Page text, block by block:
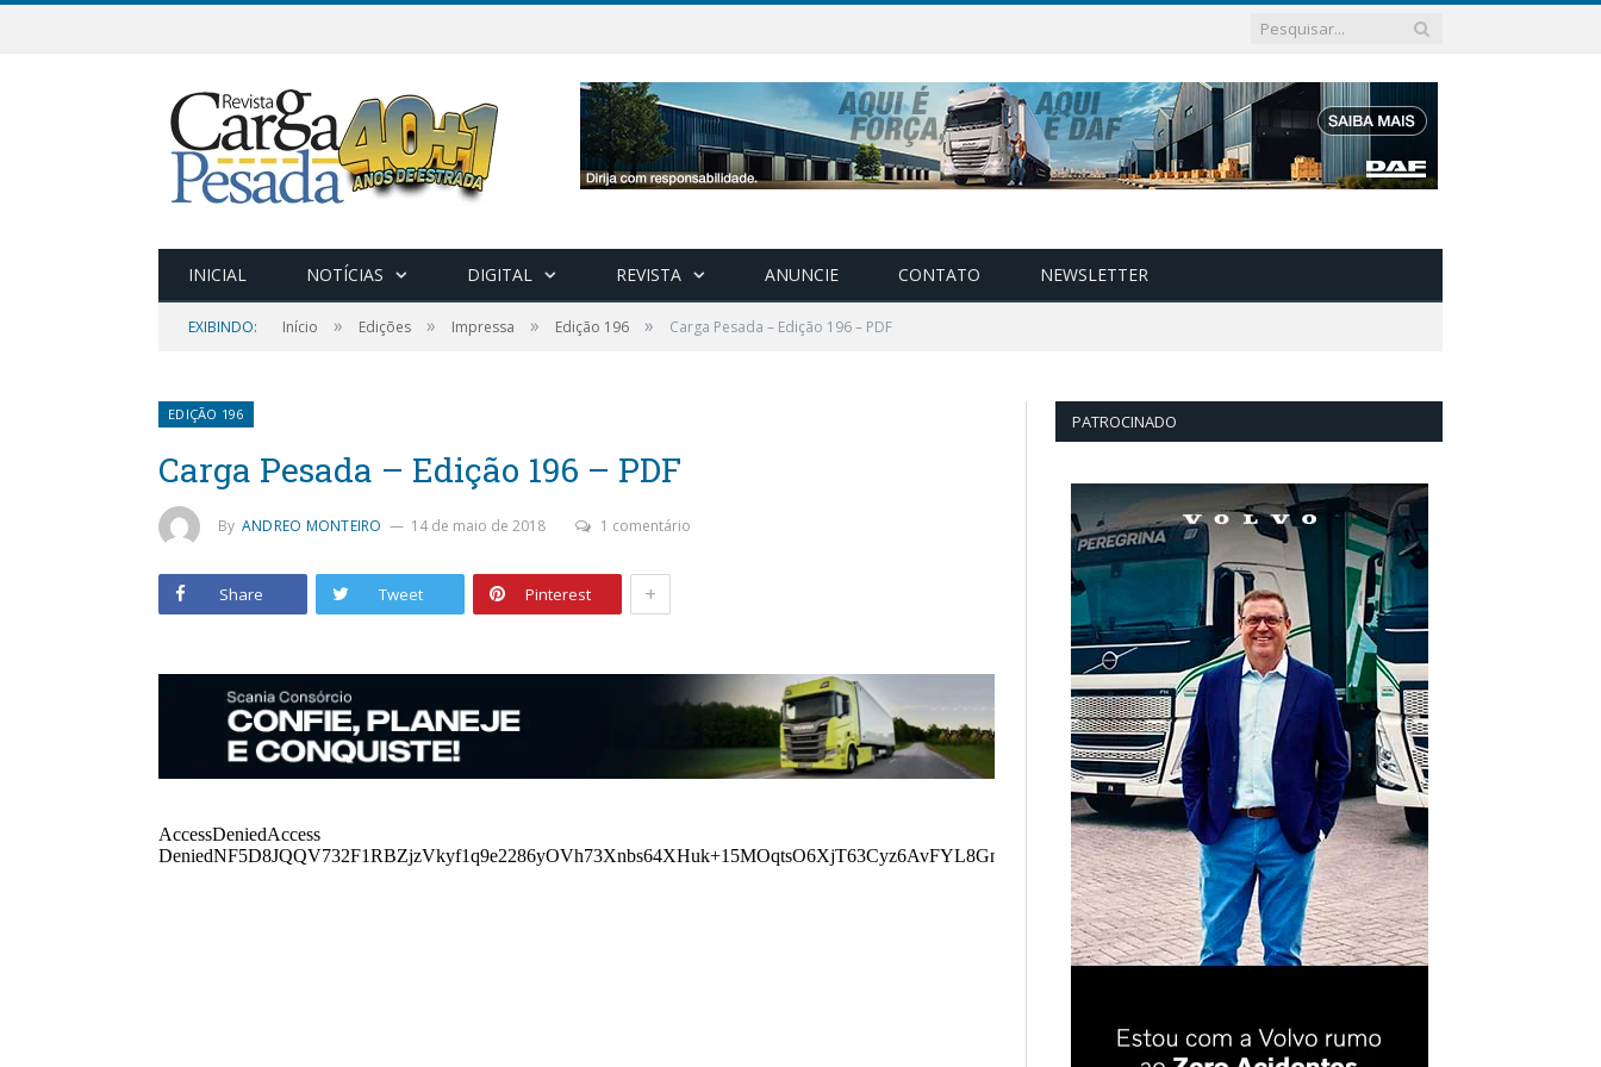
INICIAL NOTÍCIAS DIGITAL REVISTA ANUNCIE CONTATO NEWSLETTER
EXIBINDO: Início » Edições » Impressa » Edição 196 » Carga Pesada – Edição 196 – PDF
EDIÇÃO 196
Carga Pesada – Edição 196 – PDF
By ANDREO MONTEIRO 14 de maio de 2018 1 comentário
Share Tweet Pinterest +
PATROCINADO